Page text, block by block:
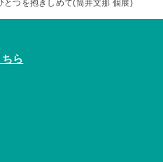
とつを抱きしめて(筒井文那 個展)
ら